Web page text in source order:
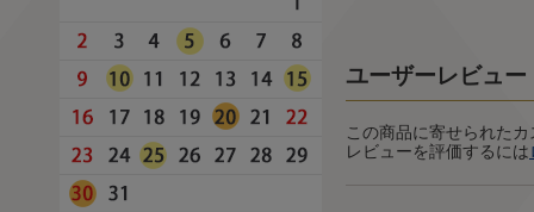
ユーザーレビュー
この商品に寄せられた
レビューを評価するには